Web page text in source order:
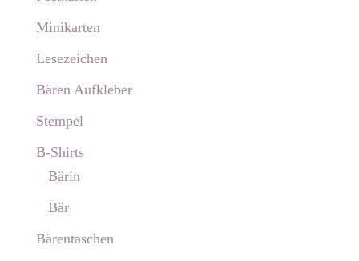
Minikarten
Lesezeichen
Bären Aufkleber
Stempel
B-Shirts
Bärin
Bär
Bärentaschen